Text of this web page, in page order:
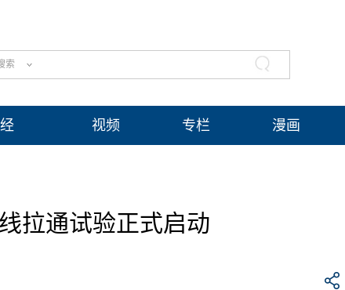
索
视频 专栏 漫画
拉通试验正式启动